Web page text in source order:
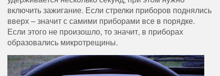
включить зажигание. Если стрелки приборов поднялись
вверх – значит с самими приборами все в порядке.
Если этого не произошло, то значит, в приборах
образовались микротрещины.